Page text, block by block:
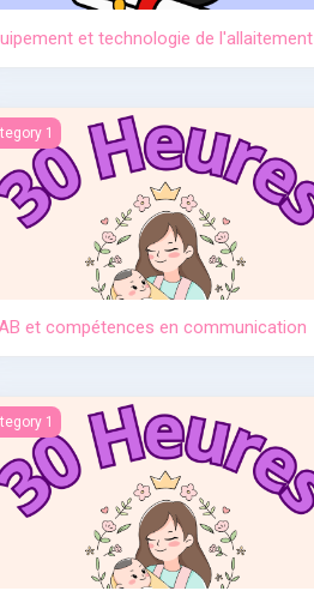
et technologie de l'allaitement
et compétences en communication
1
et compétences en communication
des solides
1